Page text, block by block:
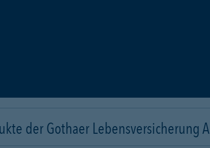
der Gothaer Lebensversicherung